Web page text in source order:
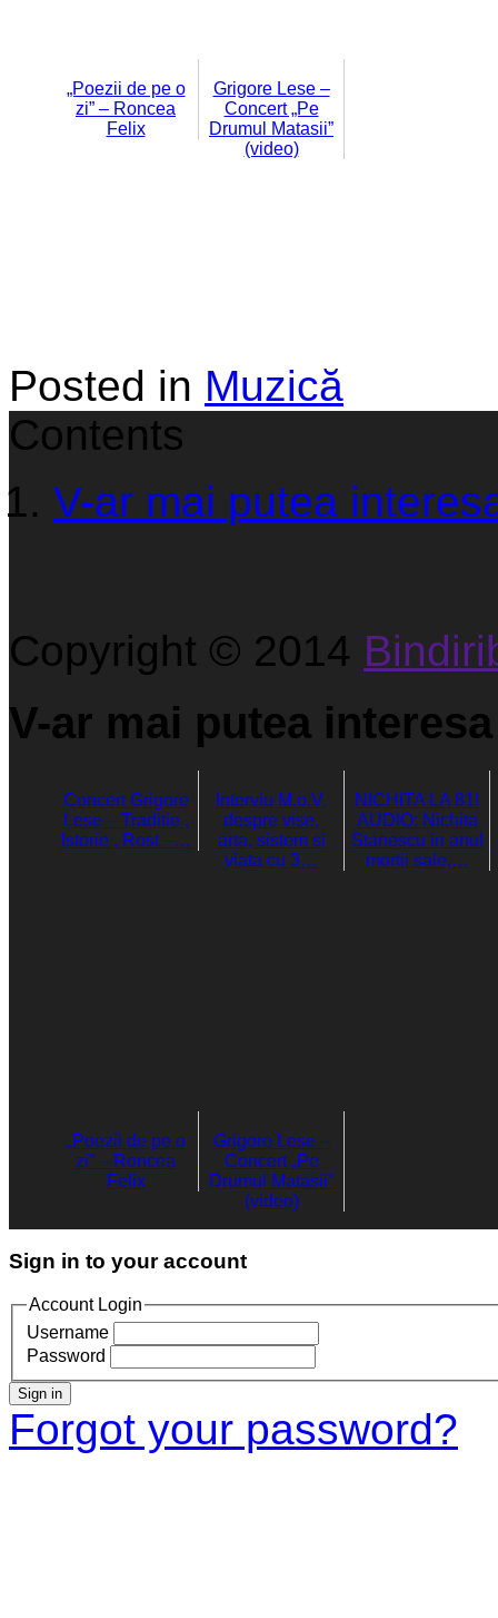
„Poezii de pe o
zi” – Roncea
Felix
Grigore Lese –
Concert „Pe
Drumul Matasii”
(video)
Posted in Muzică
Contents
V-ar mai putea
Copyright © 2014
V-ar mai putea
Concert Grigore
Lese – Traditie ,
Istorie , Rost –…
Interviu M.o.V.
despre vise,
arta, sistem si
viata cu 3…
NICHITA LA 81!
AUDIO: Nichita
Stanescu in anul
mortii sale,…
„Poezii de pe o
zi” – Roncea
Felix
Grigore Lese –
Concert „Pe
Drumul Matasii”
(video)
Sign in to your account
Account Login
Username
Password
Sign in
Forgot your password?